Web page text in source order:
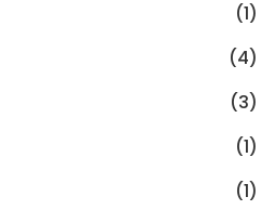
(1)
(4)
(3)
(1)
(1)